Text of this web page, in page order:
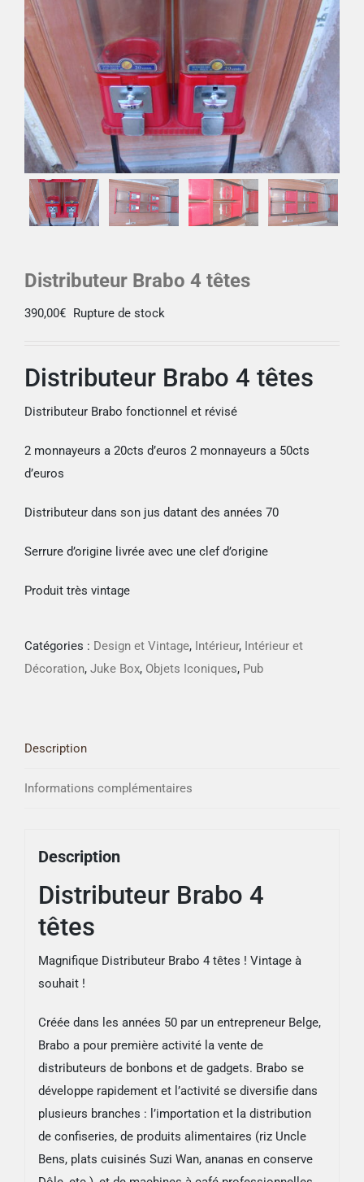
Déco
Pub
Livres & BD
Jeux & Jouets
Singularités
Distributeur Brabo 4 têtes
390,00€ Rupture de stock
Distributeur Brabo 4 têtes
Distributeur Brabo fonctionnel et révisé
2 monnayeurs a 20cts d’euros 2 monnayeurs a 50cts
d’euros
Distributeur dans son jus datant des années 70
Serrure d’origine livrée avec une clef d’origine
Produit très vintage
Catégories : Design et Vintage, Intérieur, Intérieur et
Décoration, Juke Box, Objets Iconiques, Pub
Description
Informations complémentaires
Description
Distributeur Brabo 4
têtes
Magnifique Distributeur Brabo 4 têtes ! Vintage à
souhait !
Créée dans les années 50 par un entrepreneur Belge,
Brabo a pour première activité la vente de
distributeurs de bonbons et de gadgets. Brabo se
développe rapidement et l’activité se diversifie dans
plusieurs branches : l’importation et la distribution
de confiseries, de produits alimentaires (riz Uncle
Bens, plats cuisinés Suzi Wan, ananas en conserve